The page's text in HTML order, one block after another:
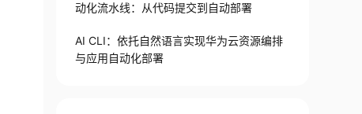
施创建（使用Terraform）和应用部署（使用GitLab
动化流水线：从代码提交到自动部署
AI CLI：依托自然语言实现华为云资源编排
与应用自动化部署